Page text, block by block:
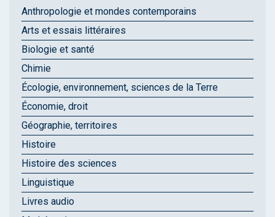
Anthropologie et mondes contemporains
Arts et essais littéraires
Biologie et santé
Chimie
Écologie, environnement, sciences de la Terre
Économie, droit
Géographie, territoires
Histoire
Histoire des sciences
Linguistique
Livres audio